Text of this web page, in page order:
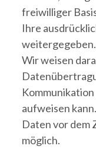
freiwilliger
Ihre
weitergegeben.
Wir weisen
aufweisen
Daten vor
möglich.